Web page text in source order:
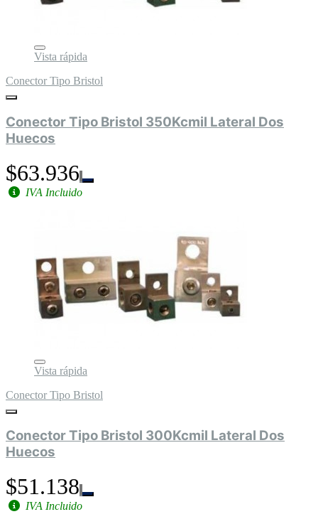
Vista rápida
Conector Tipo Bristol
Conector Tipo Bristol 350Kcmil Lateral Dos
Huecos
$63.936
IVA Incluido
Vista rápida
Conector Tipo Bristol
Conector Tipo Bristol 300Kcmil Lateral Dos
Huecos
$51.138
IVA Incluido